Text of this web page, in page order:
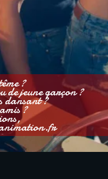
?
de jeune garçon ?
dansant ?
?